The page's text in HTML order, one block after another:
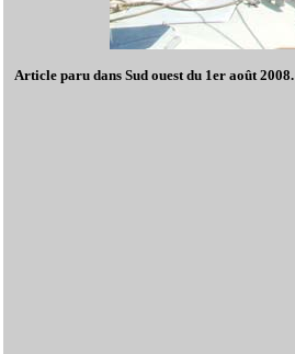
Article paru dans Sud ouest du 1er août 2008.